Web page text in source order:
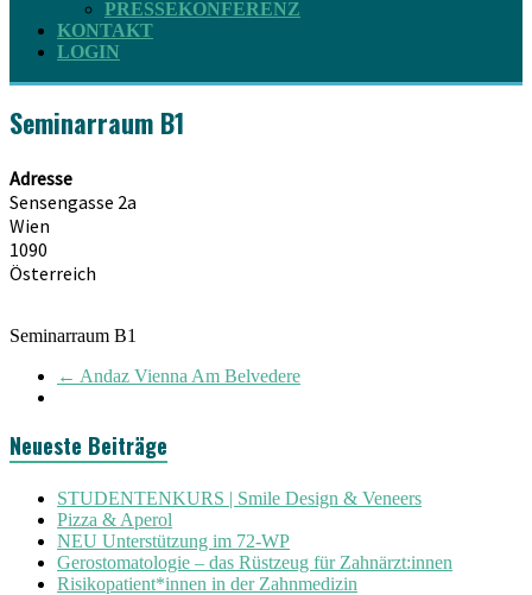
PRESSEKONFERENZ
KONTAKT
LOGIN
Seminarraum B1
Adresse
Sensengasse 2a
Wien
1090
Österreich
Seminarraum B1
← Andaz Vienna Am Belvedere
Neueste Beiträge
STUDENTENKURS | Smile Design & Veneers
Pizza & Aperol
NEU Unterstützung im 72-WP
Gerostomatologie – das Rüstzeug für Zahnärzt:innen
Risikopatient*innen in der Zahnmedizin